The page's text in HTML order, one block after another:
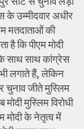
के उम्मीदवार अधीर
मतदाताओं की
है कि पीएम मोदी
के साथ साथ कांग्रेस
लगाते हैं, लेकिन
चुनाव जीते मुस्लिम
मुस्लिम विरोधी
मोदी के नेतृत्व में